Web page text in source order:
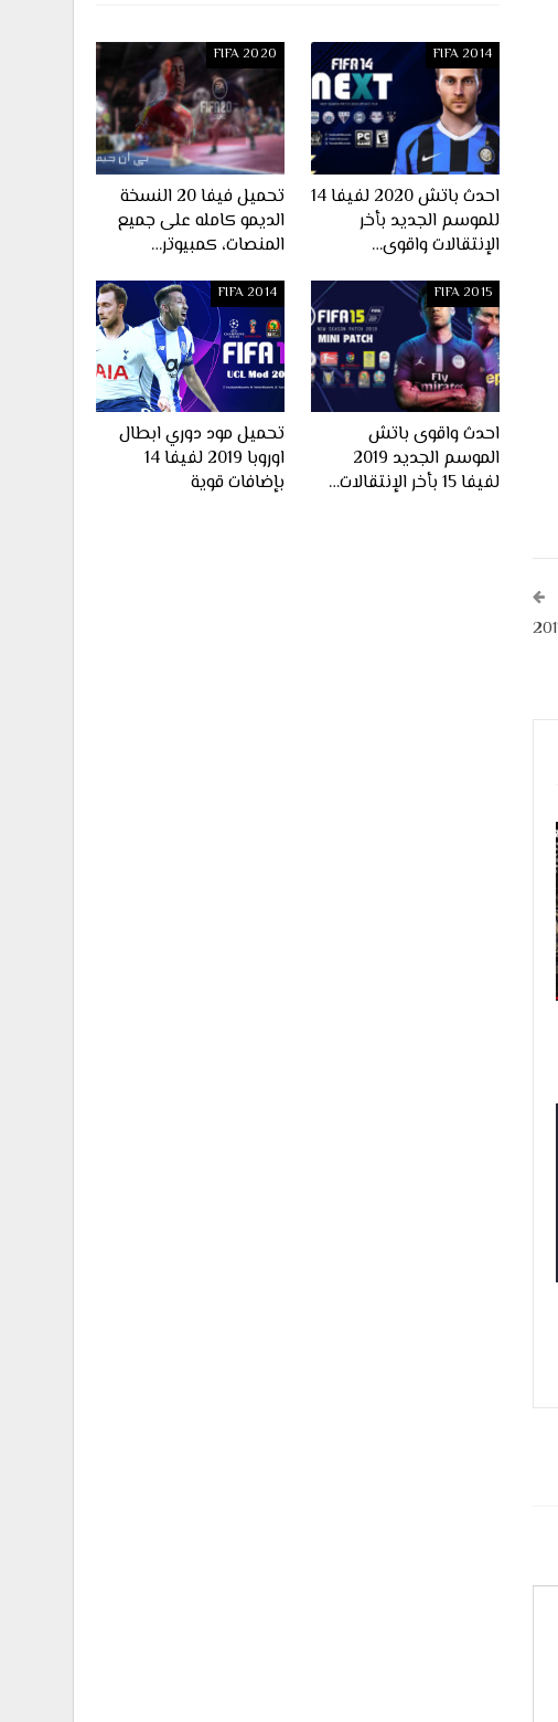
FIFA 2014
احدث باتش 2020 لفيفا 14
للموسم الجديد بأخر
الإنتقالات واقوى…
FIFA 2020
تحميل فيفا 20 النسخة
الديمو كامله على جميع
المنصات، كمبيوتر…
FIFA 2015
احدث واقوى باتش
الموسم الجديد 2019
لفيفا 15 بأخر الإنتقالات…
FIFA 2014
تحميل مود دوري ابطال
اوروبا 2019 لفيفا 14
بإضافات قوية